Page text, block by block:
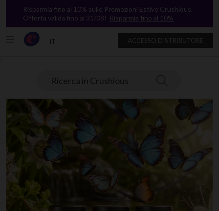
`
Risparmia fino al 10% sulle Promozioni Estive Crushious.
Offerta valida fino al 31/08! Risparmia fino al 10%
IT ACCESSO DISTRIBUTORE
Ricerca in Crushious